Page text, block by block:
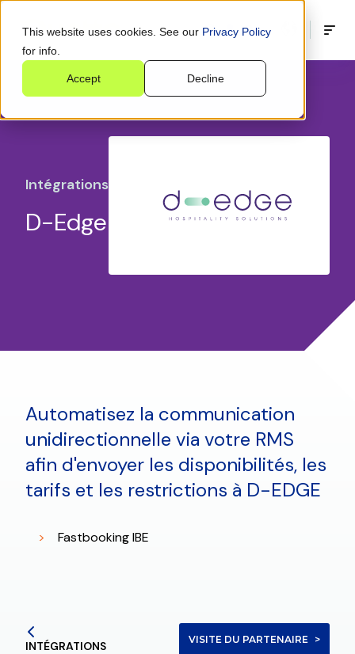
This website uses cookies. See our Privacy Policy
for info.
Accept Decline
Intégrations
D-Edge
Automatisez la communication
unidirectionnelle via votre RMS
afin d'envoyer les disponibilités, les
tarifs et les restrictions à D-EDGE
Fastbooking IBE
INTÉGRATIONS VISITE DU PARTENAIRE